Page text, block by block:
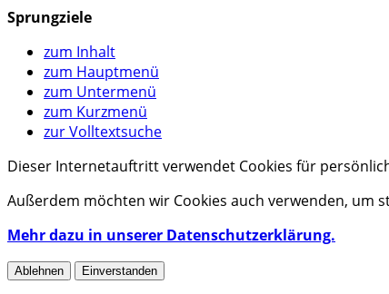
Sprungziele
zum Inhalt
zum Hauptmenü
zum Untermenü
zum Kurzmenü
zur Volltextsuche
Dieser Internetauftritt verwendet Cookies für
Außerdem möchten wir Cookies auch verwenden, um
Mehr dazu in unserer Datenschutzerklärung.
Ablehnen Einverstanden